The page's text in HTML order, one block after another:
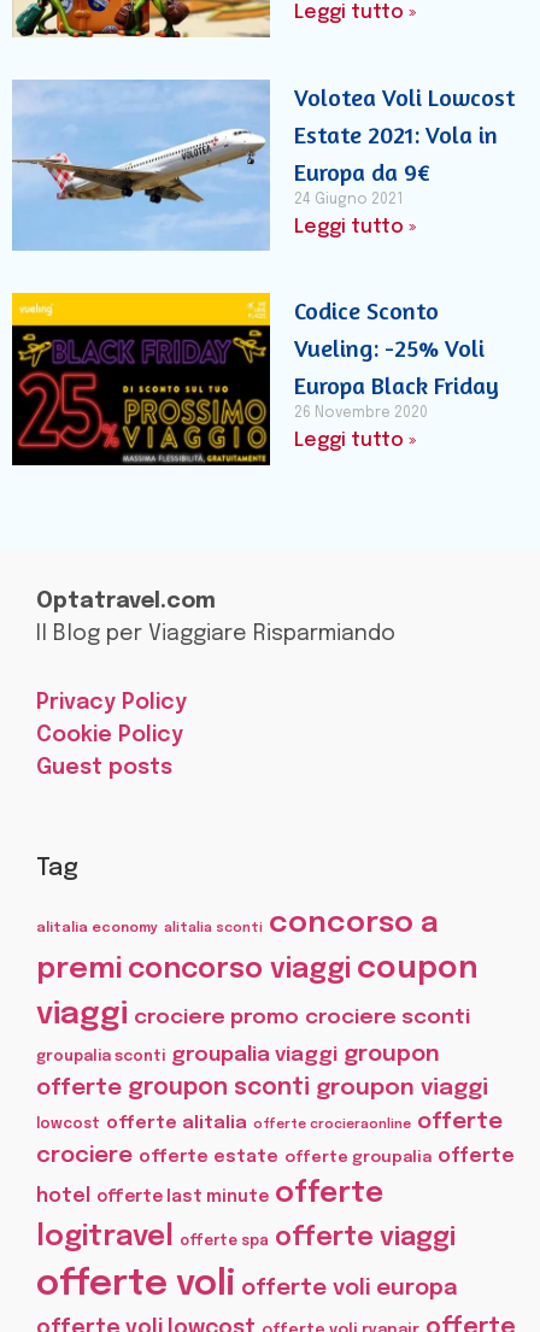
Leggi tutto »
Volotea Voli Lowcost
Estate 2021: Vola in
Europa da 9€
24 Giugno 2021
Leggi tutto »
Codice Sconto
Vueling: -25% Voli
Europa Black Friday
26 Novembre 2020
Leggi tutto »
Optatravel.com
Il Blog per Viaggiare Risparmiando
Privacy Policy
Cookie Policy
Guest posts
Tag
alitalia economy alitalia sconti concorso a
premi concorso viaggi coupon
viaggi crociere promo crociere sconti
groupalia sconti groupalia viaggi groupon
offerte groupon sconti groupon viaggi
lowcost offerte alitalia offerte crocieraonline offerte
crociere offerte estate offerte groupalia offerte
hotel
offerte last minute offerte
logitravel
offerte spa offerte viaggi
offerte voli offerte voli europa